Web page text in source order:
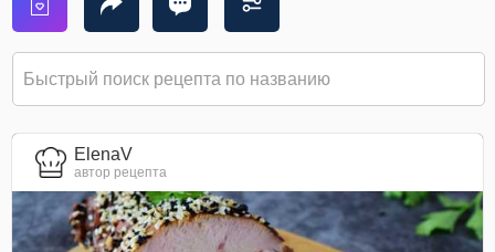
ElenaV
автор рецепта